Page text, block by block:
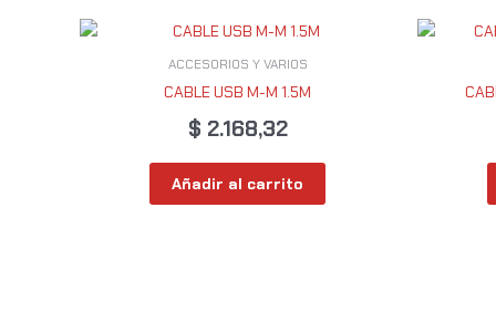
ACCESORIOS Y VARIOS
CABLE USB M-M 1.5M
$ 2.168,32
Añadir al carrito